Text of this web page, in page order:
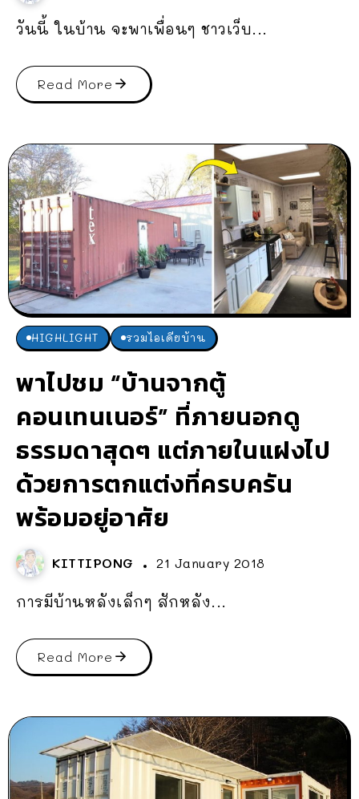
วันนี้ ในบ้าน จะพาเพื่อนๆ ชาวเว็บ...
Read More
HIGHLIGHT รวมไอเดียบ้าน
พาไปชม “บ้านจากตู้
คอนเทนเนอร์” ที่ภายนอกดู
ธรรมดาสุดๆ แต่ภายในแฝงไป
ด้วยการตกแต่งที่ครบครัน
พร้อมอยู่อาศัย
KITTIPONG 21 January 2018
การมีบ้านหลังเล็กๆ สักหลัง...
Read More